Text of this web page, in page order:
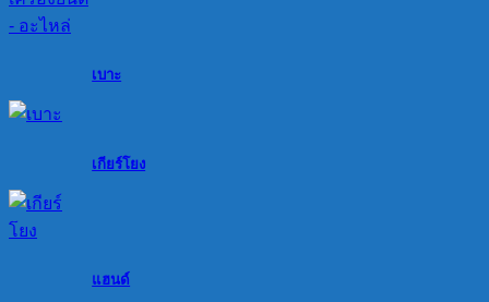
เบาะ
เกียร์โยง
แฮนด์